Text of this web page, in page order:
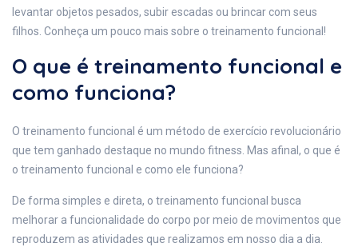
levantar objetos pesados, subir escadas ou brincar com seus
filhos. Conheça um pouco mais sobre o treinamento funcional!
O que é treinamento funcional e
como funciona?
O treinamento funcional é um método de exercício revolucionário
que tem ganhado destaque no mundo fitness. Mas afinal, o que é
o treinamento funcional e como ele funciona?
De forma simples e direta, o treinamento funcional busca
melhorar a funcionalidade do corpo por meio de movimentos que
reproduzem as atividades que realizamos em nosso dia a dia.